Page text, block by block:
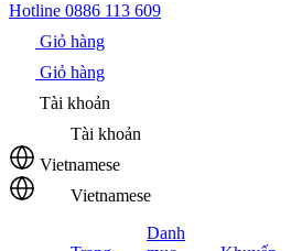
Hotline 0886 113 609
Giỏ hàng
Giỏ hàng
Tài khoản
Tài khoản
Vietnamese
Vietnamese
Danh